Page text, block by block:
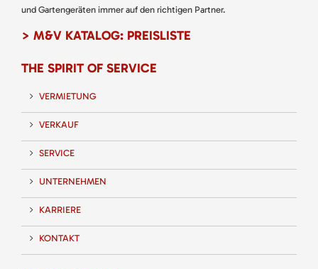
und Gartengeräten immer auf den richtigen Partner.
> M&V KATALOG: PREISLISTE
THE SPIRIT OF SERVICE
VERMIETUNG
VERKAUF
SERVICE
UNTERNEHMEN
KARRIERE
KONTAKT